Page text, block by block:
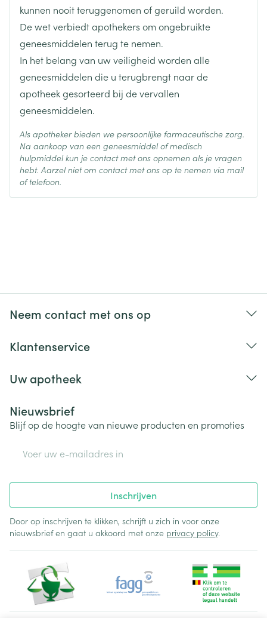
Hoeveelheid
Verpakking
4
Behoud Kamertemperatuur (15°C - 25°C)
kunnen nooit teruggenomen of geruild worden.
De wet verbiedt apothekers om ongebruikte
geneesmiddelen terug te nemen.
In het belang van uw veiligheid worden alle
geneesmiddelen die u terugbrengt naar de
apotheek gesorteerd bij de vervallen
geneesmiddelen.
Als apotheker bieden we persoonlijke farmaceutische zorg.
Na aankoop van een geneesmiddel of medisch
hulpmiddel kun je contact met ons opnemen als je vragen
hebt. Aarzel niet om contact met ons op te nemen via mail
of telefoon.
Neem contact met ons op
Klantenservice
Uw apotheek
Nieuwsbrief
Blijf op de hoogte van nieuwe producten en promoties
Inschrijven
Door op inschrijven te klikken, schrijft u zich in voor onze
nieuwsbrief en gaat u akkoord met onze privacy policy.